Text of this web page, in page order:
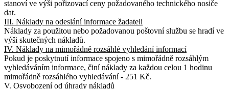
stanoví ve výši pořizovací ceny požadovaného technického nosiče
dat.
III. Náklady na odeslání informace žadateli
Náklady za použitou nebo požadovanou poštovní službu se hradí ve
výši skutečných nákladů.
IV. Náklady na mimořádně rozsáhlé vyhledání informací
Pokud je poskytnutí informace spojeno s mimořádně rozsáhlým
vyhledáváním informace, činí náklady za každou celou 1 hodinu
mimořádně rozsáhlého vyhledávání - 251 Kč.
V. Osvobození od úhrady nákladů